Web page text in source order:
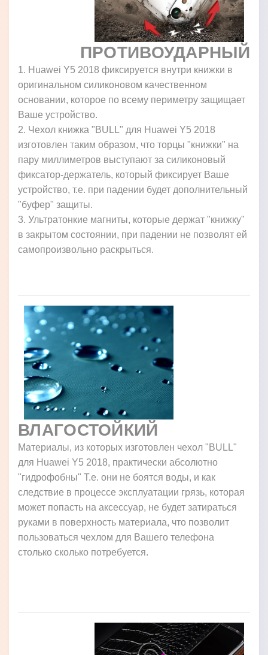
ПРОТИВОУДАРНЫЙ
1. Huawei Y5 2018 фиксируется внутри книжки в
оригинальном силиконовом качественном
основании, которое по всему периметру защищает
Ваше устройство.
2. Чехол книжка "BULL" для Huawei Y5 2018
изготовлен таким образом, что торцы "книжки" на
пару миллиметров выступают за силиконовый
фиксатор-держатель, который фиксирует Ваше
устройство, т.е. при падении будет дополнительный
"буфер" защиты.
3. Ультратонкие магниты, которые держат "книжку"
в закрытом состоянии, при падении не позволят ей
самопроизвольно раскрыться.
ВЛАГОСТОЙКИЙ
Материалы, из которых изготовлен чехол "BULL"
для Huawei Y5 2018, практически абсолютно
"гидрофобны" Т.е. они не боятся воды, и как
следствие в процессе эксплуатации грязь, которая
может попасть на аксессуар, не будет затираться
руками в поверхность материала, что позволит
пользоваться чехлом для Вашего телефона
столько сколько потребуется.